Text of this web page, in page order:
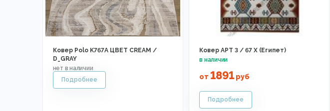
Ковер Polo K767A ЦВЕТ CREAM /
D_GRAY
Ковер АРТ 3 / 67 X (Египет)
от 1891 руб